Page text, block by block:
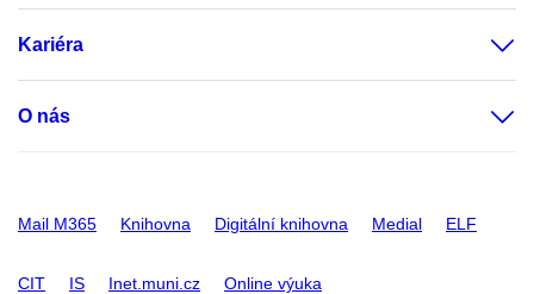
Kariéra
O nás
Mail M365 Knihovna Digitální knihovna Medial ELF
CIT IS Inet.muni.cz Online výuka